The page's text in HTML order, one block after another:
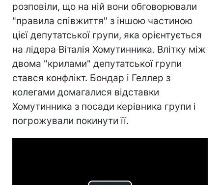
розповіли, що на ній вони обговорювали
"правила співжиття" з іншою частиною
цієї депутатської групи, яка орієнтується
на лідера Віталія Хомутинника. Влітку між
двома "крилами" депутатської групи
стався конфлікт. Бондар і Геллер з
колегами домагалися відставки
Хомутинника з посади керівника групи і
погрожували покинути її.